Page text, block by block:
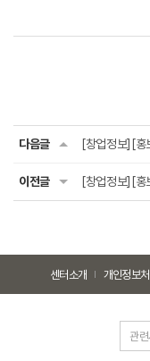
다음글 [창업정보][
이전글
센터소개 개인정보
관